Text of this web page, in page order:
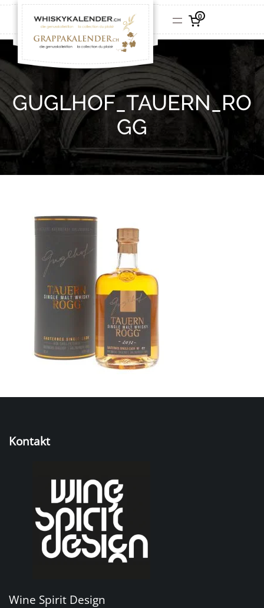
0
GUGLHOF_TAUERN_RO
GG
Kontakt
Wine Spirit Design